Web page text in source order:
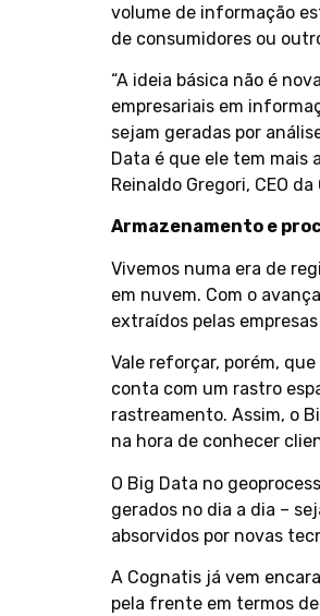
volume de informação
de consumidores ou
“A ideia básica não é
empresariais em
sejam geradas por
Data é que ele tem mais
Reinaldo Gregori, CEO
Armazenamento e
Vivemos numa era de
em nuvem. Com o
extraídos pelas
Vale reforçar, porém,
conta com um rastro
rastreamento. Assim, o
na hora de conhecer
O Big Data no
gerados no dia a dia –
absorvidos por novas
A Cognatis já vem
pela frente em termos